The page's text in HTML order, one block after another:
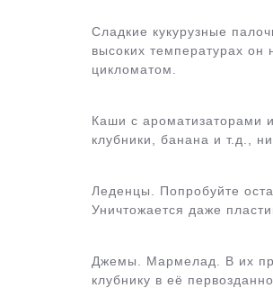
Сладкие кукурузные
высоких температурах
цикломатом.
Каши с ароматизаторами
клубники, банана и т.д.,
Леденцы. Попробуйте
Уничтожается даже
Джемы. Мармелад. В их
клубнику в её